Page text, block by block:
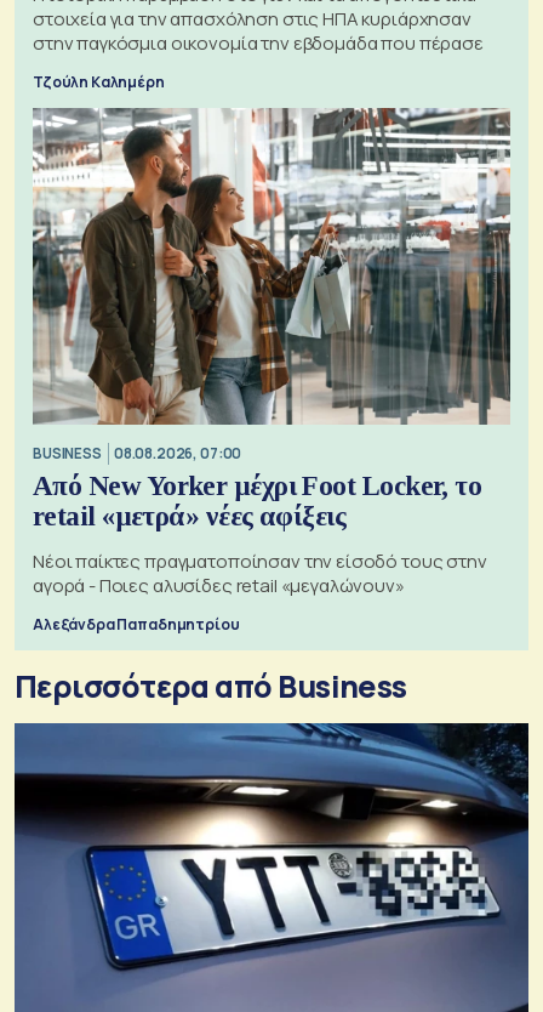
στοιχεία για την απασχόληση στις ΗΠΑ κυριάρχησαν
στην παγκόσμια οικονομία την εβδομάδα που πέρασε
Τζούλη Καλημέρη
BUSINESS 08.08.2026, 07:00
Από New Yorker μέχρι Foot Locker, το
retail «μετρά» νέες αφίξεις
Νέοι παίκτες πραγματοποίησαν την είσοδό τους στην
αγορά - Ποιες αλυσίδες retail «μεγαλώνουν»
Αλεξάνδρα Παπαδημητρίου
Περισσότερα από Business